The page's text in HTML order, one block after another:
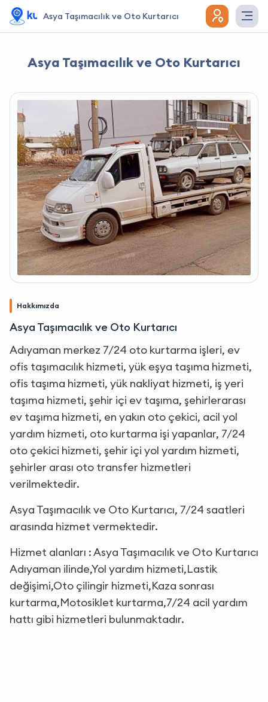
Asya Taşımacılık ve Oto Kurtarıcı
Asya Taşımacılık ve Oto Kurtarıcı
Hakkımızda
Asya Taşımacılık ve Oto Kurtarıcı
Adıyaman merkez 7/24 oto kurtarma işleri, ev
ofis taşımacılık hizmeti, yük eşya taşıma hizmeti,
ofis taşıma hizmeti, yük nakliyat hizmeti, iş yeri
taşıma hizmeti, şehir içi ev taşıma, şehirlerarası
ev taşıma hizmeti, en yakın oto çekici, acil yol
yardım hizmeti, oto kurtarma işi yapanlar, 7/24
oto çekici hizmeti, şehir içi yol yardım hizmeti,
şehirler arası oto transfer hizmetleri
verilmektedir.
Asya Taşımacılık ve Oto Kurtarıcı, 7/24 saatleri
arasında hizmet vermektedir.
Hizmet alanları : Asya Taşımacılık ve Oto Kurtarıcı
Adıyaman ilinde,Yol yardım hizmeti,Lastik
değişimi,Oto çilingir hizmeti,Kaza sonrası
kurtarma,Motosiklet kurtarma,7/24 acil yardım
hattı gibi hizmetleri bulunmaktadır.